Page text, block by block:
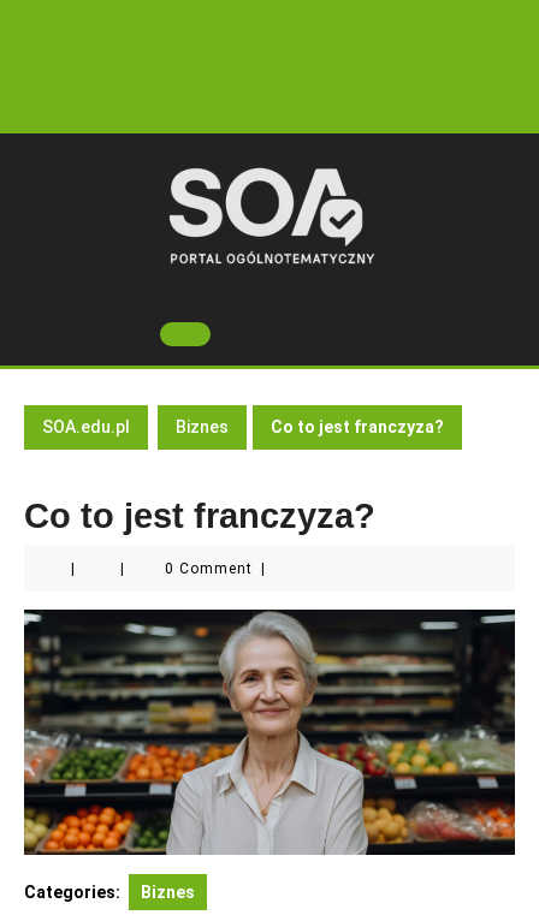
Open
Button
SOA.edu.pl Biznes Co to jest franczyza?
Co to jest franczyza?
0 Comment
Categories: Biznes